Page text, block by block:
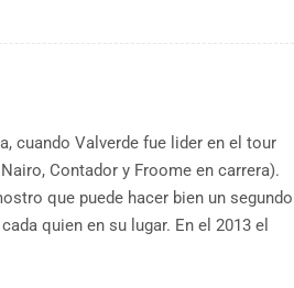
cuando Valverde fue lider en el tour
Contador y Froome en carrera).
que puede hacer bien un segundo
quien en su lugar. En el 2013 el